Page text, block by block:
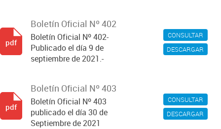
CONSULTAR
DESCARGAR
Boletín Oficial Nº 402
Boletín Oficial Nº 402-
Publicado el día 9 de
septiembre de 2021.-
pdf
CONSULTAR
DESCARGAR
Boletín Oficial Nº 403
Boletín Oficial Nº 403
publicado el día 30 de
Septiembre de 2021
pdf